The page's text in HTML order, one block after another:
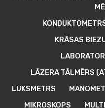
KRĀSAS
LĀZERA TĀLMĒRS
LUKSMETRS
MIKROSKOPS